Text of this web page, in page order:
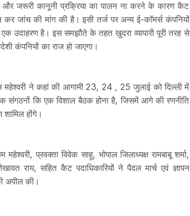
और जरूरी कानूनी प्रक्रिया का पालन ना करने के कारण कैट
कर जांच की मांग की है। इसी तर्ज पर अन्य ई-कॉमर्स कंपनियों
एक उदाहरण है। इस समझौते के तहत खुदरा व्यापारी पूरी तरह से
कंपनियों का राज हो जाएगा।
महेश्वरी ने कहां की आगामी 23, 24 , 25 जुलाई को दिल्ली में
संगठनों कि एक विशाल बैठक होना है, जिसमें आगे की रणनीति
होंगे।
प्रवक्ता विवेक साहू, भोपाल जिलाध्यक्ष रामबाबू शर्मा,
राय, सहित कैट पदाधिकारियों ने पैदल मार्च एवं ज्ञापन
अपील की।